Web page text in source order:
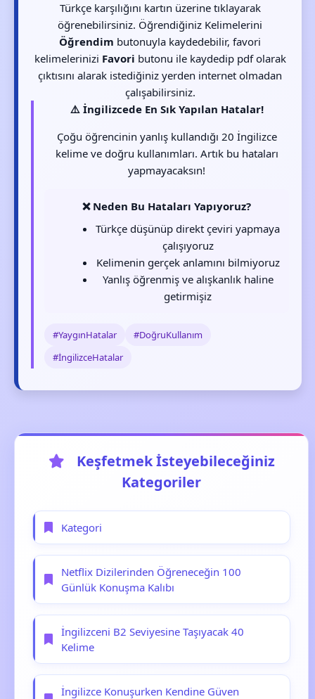
Türkçe karşılığını kartın üzerine tıklayarak
öğrenebilirsiniz. Öğrendiğiniz Kelimelerini
Öğrendim butonuyla kaydedebilir, favori
kelimelerinizi Favori butonu ile kaydedip pdf olarak
çıktısını alarak istediğiniz yerden internet olmadan
çalışabilirsiniz.
⚠️ İngilizcede En Sık Yapılan Hatalar!
Çoğu öğrencinin yanlış kullandığı 20 İngilizce
kelime ve doğru kullanımları. Artık bu hataları
yapmayacaksın!
❌ Neden Bu Hataları Yapıyoruz?
Türkçe düşünüp direkt çeviri yapmaya
çalışıyoruz
Kelimenin gerçek anlamını bilmiyoruz
Yanlış öğrenmiş ve alışkanlık haline
getirmişiz
#YaygınHatalar
#DoğruKullanım
#İngilizceHatalar
Keşfetmek İsteyebileceğiniz
Kategoriler
Kategori
Netflix Dizilerinden Öğreneceğin 100
Günlük Konuşma Kalıbı
İngilizceni B2 Seviyesine Taşıyacak 40
Kelime
İngilizce Konuşurken Kendine Güven